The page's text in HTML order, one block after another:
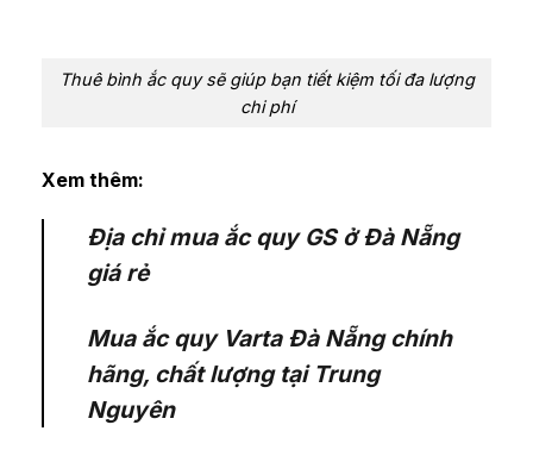
Thuê bình ắc quy sẽ giúp bạn tiết kiệm tối đa lượng
chi phí
Xem thêm:
Địa chỉ mua ắc quy GS ở Đà Nẵng
giá rẻ
Mua ắc quy Varta Đà Nẵng chính
hãng, chất lượng tại Trung
Nguyên